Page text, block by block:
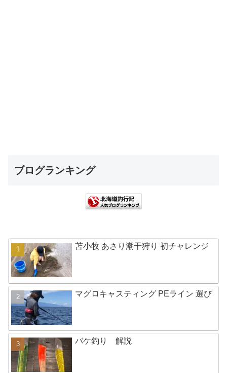
ブログランキング
苫小牧 あさり潮干狩り 初チャレンジ
マグロキャスティング PEライン 選び
バケ釣り 解説